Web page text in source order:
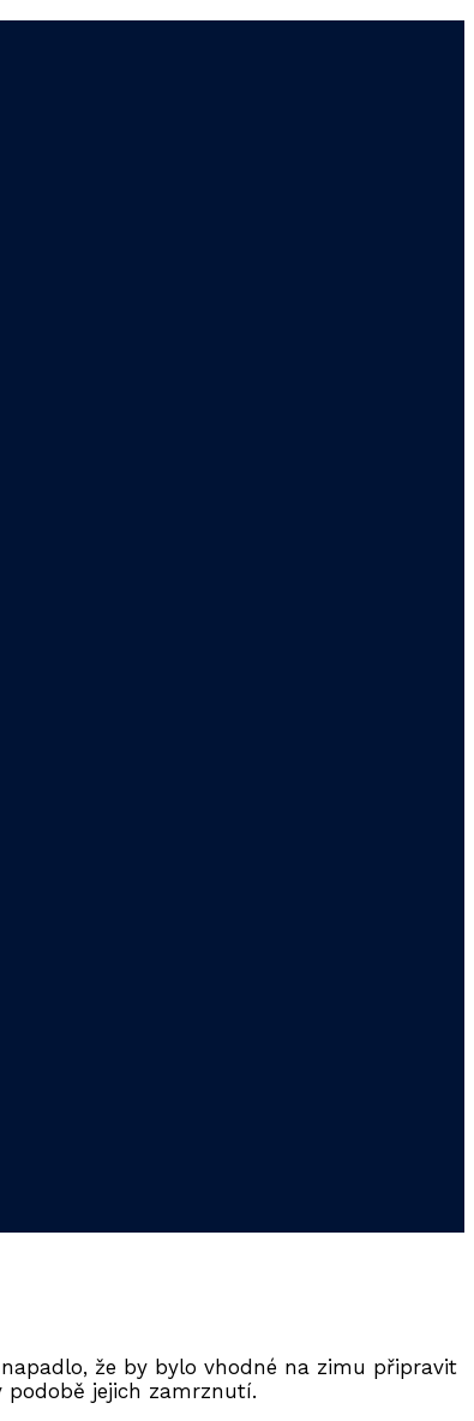
že by bylo vhodné na zimu připravit
podobě jejich zamrznutí.